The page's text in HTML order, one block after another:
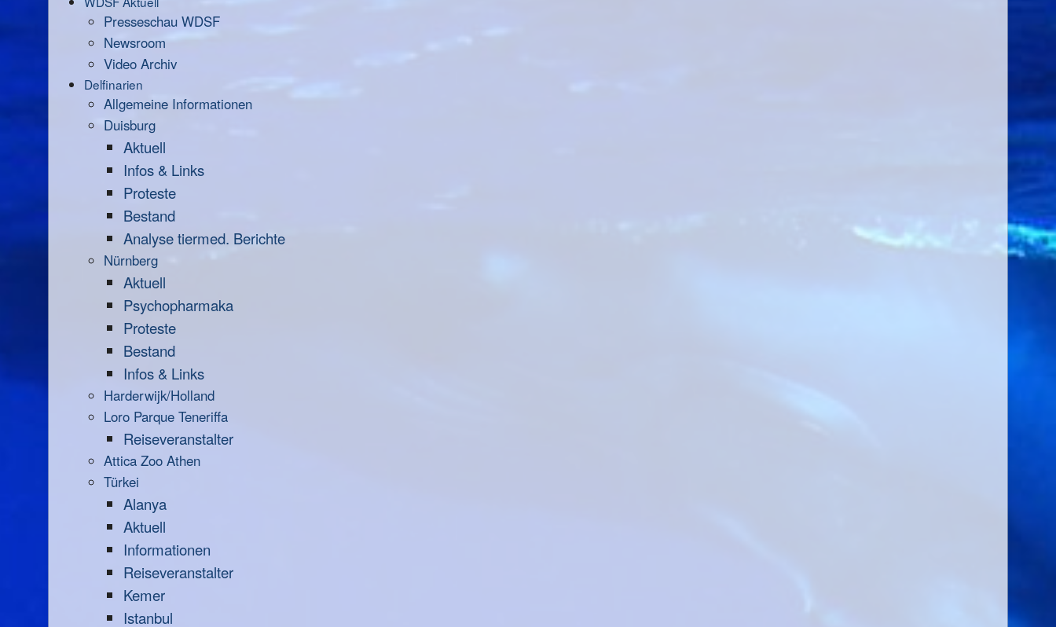
Presseschau WDSF
Newsroom
Video Archiv
Delfinarien
Allgemeine Informationen
Duisburg
Aktuell
Infos & Links
Proteste
Bestand
Analyse tiermed. Berichte
Nürnberg
Aktuell
Psychopharmaka
Proteste
Bestand
Infos & Links
Harderwijk/Holland
Loro Parque Teneriffa
Reiseveranstalter
Attica Zoo Athen
Türkei
Alanya
Aktuell
Informationen
Reiseveranstalter
Kemer
Istanbul